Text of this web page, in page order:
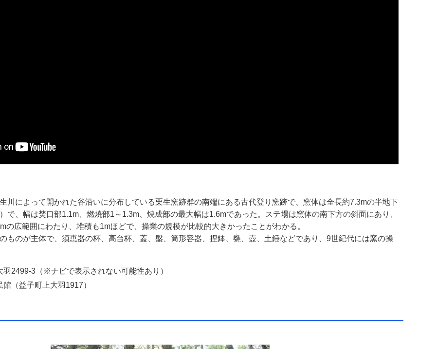
川によって開かれた谷沿いに分布している栗生窯跡群の南端にある古代登り窯跡で、窯体は全長約7.3mの半地下
で、幅は焚口部1.1m、燃焼部1～1.3m、焼成部の最大幅は1.6mであった。ステ場は窯体の南下方の斜面にあり、
の広範囲にわたり、堆積も1mほどで、操業の規模が比較的大きかったことがわかる。
ものが主体で、須恵器の杯、高台杯、蓋、盤、筒形容器、捏鉢、甕、壺、土錘などであり、9世紀代には窯の操
2499-3（※ナビで表示されない可能性あり）
（益子町上大羽1917）